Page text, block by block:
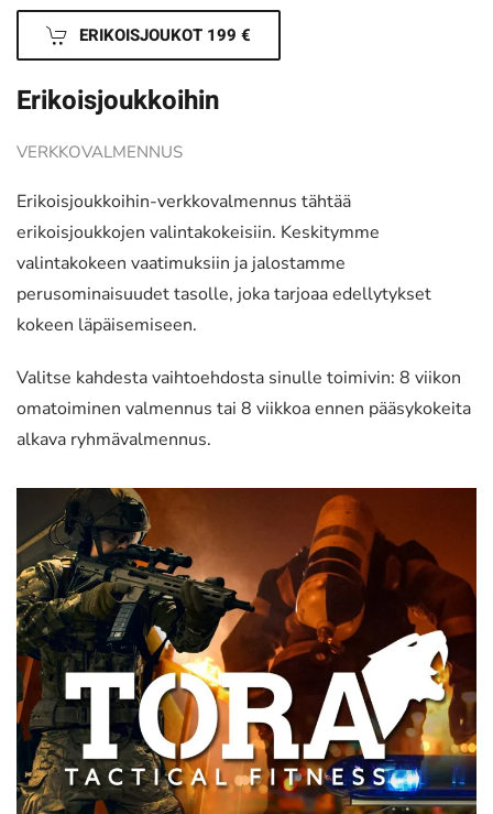
ERIKOISJOUKOT 199 €
Erikoisjoukkoihin
VERKKOVALMENNUS
Erikoisjoukkoihin-verkkovalmennus tähtää
erikoisjoukkojen valintakokeisiin. Keskitymme
valintakokeen vaatimuksiin ja jalostamme
perusominaisuudet tasolle, joka tarjoaa edellytykset
kokeen läpäisemiseen.
Valitse kahdesta vaihtoehdosta sinulle toimivin: 8 viikon
omatoiminen valmennus tai 8 viikkoa ennen pääsykokeita
alkava ryhmävalmennus.